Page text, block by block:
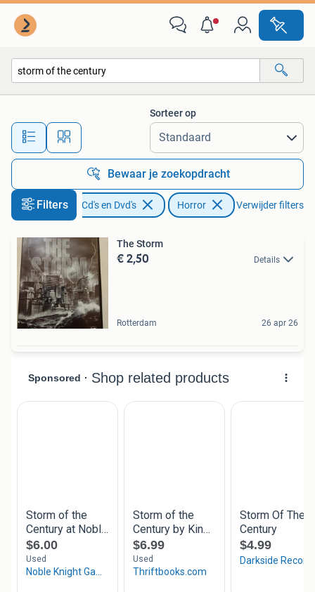
Alle afstanden…
Sorteer op
Bewaar je zoekopdracht
Filters Cd's en Dvd's Horror Verwijder filters
The Storm
€ 2,50 Details
Rotterdam 26 apr 26